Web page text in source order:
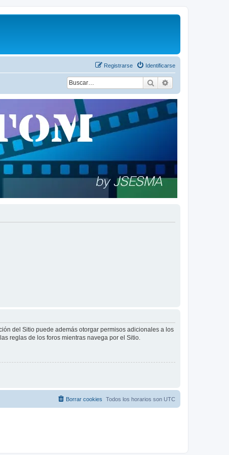
Identificarse
Registrarse
Buscar
del Sitio puede además otorgar permisos adicionales a los
reglas de los foros mientras navega por el Sitio.
Todos los horarios son UTC
Borrar cookies